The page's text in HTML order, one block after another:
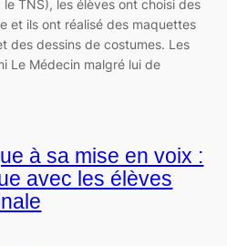
TNS), les élèves ont choisi des
et ils ont réalisé des maquettes
des dessins de costumes. Les
Le Médecin malgré lui de
à sa mise en voix :
avec les élèves